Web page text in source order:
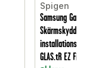
Spigen
Samsung
Skärmskydd
GLAS.tR EZ Fit